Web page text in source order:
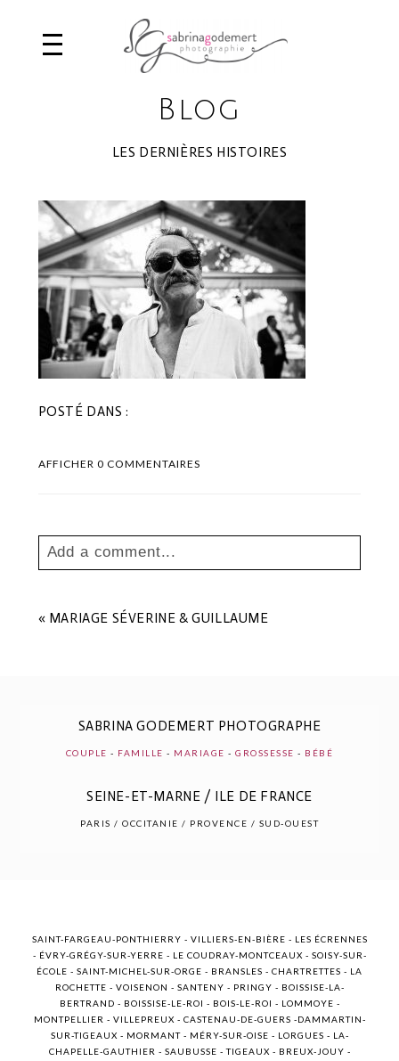
Blog
LES DERNIÈRES HISTOIRES
POSTÉ DANS :
AFFICHER0 COMMENTAIRES
Add a comment...
Les champs marqués sont requis *
POST COMMENT
« MARIAGE SÉVERINE & GUILLAUME
SABRINA GODEMERT PHOTOGRAPHE
COUPLE - FAMILLE - MARIAGE -GROSSESSE - BÉBÉ
SEINE-ET-MARNE / ILE DE FRANCE
PARIS / OCCITANIE / PROVENCE / SUD-OUEST
SAINT-FARGEAU-PONTHIERRY - VILLIERS-EN-BIÈRE - LES ÉCRENNES
- ÉVRY-GRÉGY-SUR-YERRE - LE COUDRAY-MONTCEAUX - SOISY-SUR-
ÉCOLE - SAINT-MICHEL-SUR-ORGE - BRANSLES - CHARTRETTES - LA
ROCHETTE - VOISENON - SANTENY - PRINGY - BOISSISE-LA-
BERTRAND - BOISSISE-LE-ROI - BOIS-LE-ROI - LOMMOYE -
MONTPELLIER - VILLEPREUX - CASTENAU-DE-GUERS -DAMMARTIN-
SUR-TIGEAUX - MORMANT - MÉRY-SUR-OISE - LORGUES - LA-
CHAPELLE-GAUTHIER - SAUBUSSE - TIGEAUX - BREUX-JOUY -